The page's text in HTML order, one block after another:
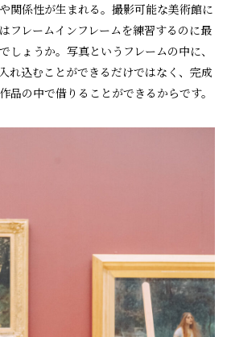
関係性が生まれる。撮影可能な美術館に
フレームインフレームを練習するのに最
しょうか。写真というフレームの中に、
れ込むことができるだけではなく、完成
品の中で借りることができるからです。